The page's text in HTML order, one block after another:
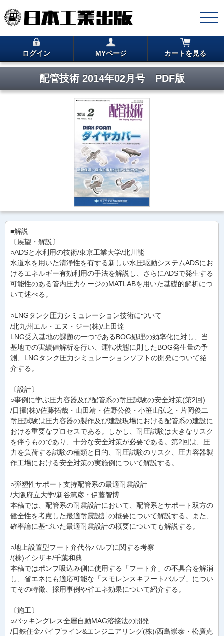
ログイン MYページ カートを見る
配管技術 2014年02月号 PDF版
■解説
〔展望・解説〕
○ADSと水利用の技術/東京工業大学/北川能
水道水を用いた清浄性を有する新しい水圧駆動システムADSにお
けるエネルギー有効利用の手法を解説し、さらにADSで発生する
可能性のある管内圧力ケージのMATLABを用いた基礎的解析につ
いて述べる。
○LNGタンク圧力シミュレーション技術について
/北九州エル・エヌ・ジー(株)/上田達
LNG受入基地の課題の一つであるBOG処理の効率化に対し、当
基地での実績値解析を行い、運転状態に則したBOG発生量の予
測、LNGタンク圧力シミュレーションソフトの開発について紹
介する。
〔設計〕
○事例に学ぶ圧力容器及び配管系の耐圧試験の安全対策(第2回)
/日揮(株)/佐藤拓哉・山田靖・佐野公俊・小笹山弘之・片岡俊二
耐圧試験は圧力容器の製作及び建設現場における配管系の建設に
おける重要なプロセスである。しかし、耐圧試験は大きなリスク
を伴うものであり、十分な安全対策が必要である。第2回は、圧
力を負荷する試験の種類と目的、耐圧試験のリスク、圧力容器製
作工場における安全対策の実施例について解説する。
○弾塑性サポート支持配管系の最適耐震設計
/大阪府立大学/新谷篤彦・伊藤智博
本稿では、配管系の耐震設計において、配管系とサポート双方の
健全性を考慮した最適耐震設計の概要について解説する。また、
確率論に基づいた最適耐震設計の概要についても解説する。
○地上設置型フート弁代替バルブに関する考察
/(株)イシザキ/千葉和典
本稿ではポンプ吸込み側に使用する「フート弁」の不具合を解消
し、省エネにも適応可能な「スモレンスキフートバルブ」につい
てその特徴、採用事例や省エネ効果について紹介する。
〔施工〕
○バッキングレス全層自動MAG溶接法の開発
/日鉄住金パイプライン&エンジニアリング(株)/西島崇泰・松廣克